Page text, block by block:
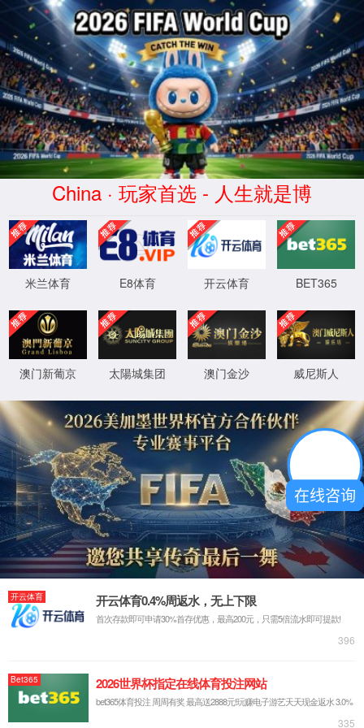
60net永乐高(中国)官方网站-
Limited Company
在线式真空灌胶机 新款LED UV固化炉
首页 前一页 1 后一页 尾页
在线咨询